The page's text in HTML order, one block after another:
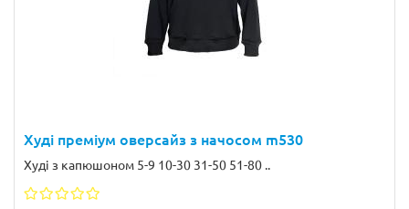
Худі преміум оверсайз з начосом m530
Худі з капюшоном 5-9 10-30 31-50 51-80 ..